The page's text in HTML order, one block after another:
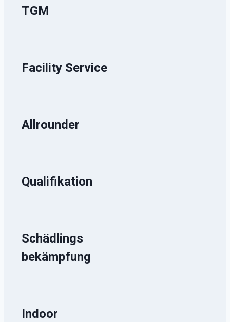
TGM
Facility Service
Allrounder
Qualifikation
Schädlings
bekämpfung
Indoor